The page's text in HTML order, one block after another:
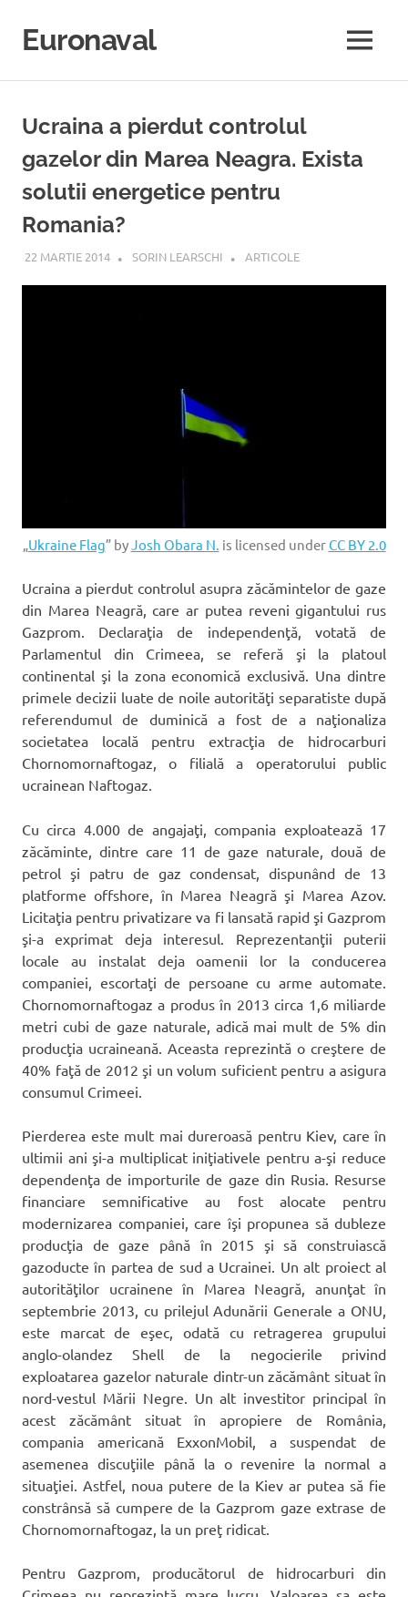
conținut
Euronaval MENU
Ucraina a pierdut controlul
gazelor din Marea Neagra. Exista
solutii energetice pentru
Romania?
22 MARTIE 2014 SORIN LEARSCHI ARTICOLE
„Ukraine Flag” byJosh Obara N. is licensed underCC BY 2.0
Ucraina a pierdut controlul asupra zăcămintelor de gaze
din Marea Neagră, care ar putea reveni gigantului rus
Gazprom. Declaraţia de independenţă, votată de
Parlamentul din Crimeea, se referă şi la platoul
continental şi la zona economică exclusivă. Una dintre
primele decizii luate de noile autorităţi separatiste după
referendumul de duminică a fost de a naţionaliza
societatea locală pentru extracţia de hidrocarburi
Chornomornaftogaz, o filială a operatorului public
ucrainean Naftogaz.
Cu circa 4.000 de angajaţi, compania exploatează 17
zăcăminte, dintre care 11 de gaze naturale, două de
petrol şi patru de gaz condensat, dispunând de 13
platforme offshore, în Marea Neagră şi Marea Azov.
Licitaţia pentru privatizare va fi lansată rapid şi Gazprom
şi-a exprimat deja interesul. Reprezentanţii puterii
locale au instalat deja oamenii lor la conducerea
companiei, escortaţi de persoane cu arme automate.
Chornomornaftogaz a produs în 2013 circa 1,6 miliarde
metri cubi de gaze naturale, adică mai mult de 5% din
producţia ucraineană. Aceasta reprezintă o creştere de
40% faţă de 2012 şi un volum suficient pentru a asigura
consumul Crimeei.
Pierderea este mult mai dureroasă pentru Kiev, care în
ultimii ani şi-a multiplicat iniţiativele pentru a-şi reduce
dependenţa de importurile de gaze din Rusia. Resurse
financiare semnificative au fost alocate pentru
modernizarea companiei, care îşi propunea să dubleze
producţia de gaze până în 2015 şi să construiască
gazoducte în partea de sud a Ucrainei. Un alt proiect al
autorităţilor ucrainene în Marea Neagră, anunţat în
septembrie 2013, cu prilejul Adunării Generale a ONU,
este marcat de eşec, odată cu retragerea grupului
anglo-olandez Shell de la negocierile privind
exploatarea gazelor naturale dintr-un zăcământ situat în
nord-vestul Mării Negre. Un alt investitor principal în
acest zăcământ situat în apropiere de România,
compania americană ExxonMobil, a suspendat de
asemenea discuţiile până la o revenire la normal a
situaţiei. Astfel, noua putere de la Kiev ar putea să fie
constrânsă să cumpere de la Gazprom gaze extrase de
Chornomornaftogaz, la un preţ ridicat.
Pentru Gazprom, producătorul de hidrocarburi din